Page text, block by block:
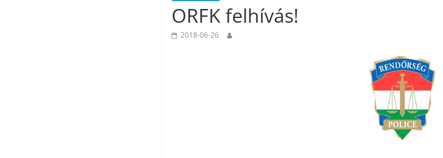
ORFK felhívás!
2018-06-26